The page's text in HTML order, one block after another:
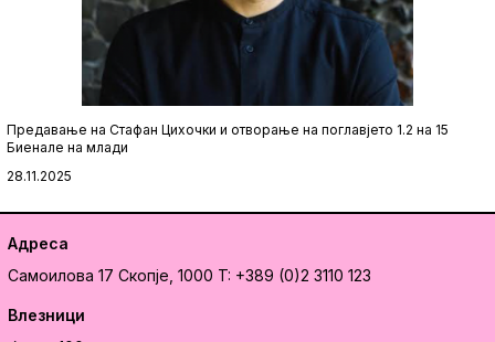
Предавање на Стафан Цихочки и отворање на поглавјето 1.2 на 15
Биенале на млади
28.11.2025
Адреса
Самоилова 17 Скопје, 1000 T: +389 (0)2 3110 123
Влезници